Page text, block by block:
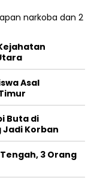
Asal
Buta di
Jadi Korban
3 Orang